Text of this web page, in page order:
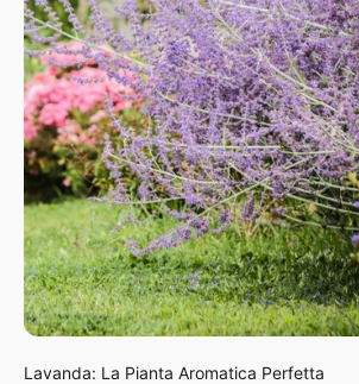
Lavanda: La Pianta Aromatica Perfetta